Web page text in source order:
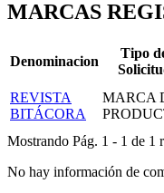
MARCAS
Denominacion
Tipo
REVISTA
BITÁCORA
MARCA
Mostrando Pág. 1 - 1 de 1
No hay información de